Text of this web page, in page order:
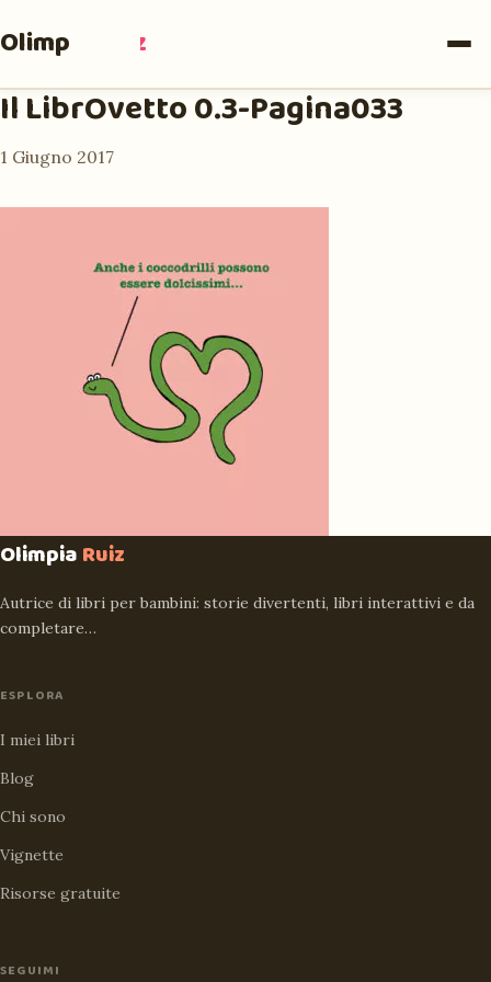
Olimpia Ruiz
Il LibrOvetto 0.3-Pagina033
1 Giugno 2017
OlimpiaRuiz
Autrice di libri per bambini: storie divertenti, libri interattivi e da
completare…
ESPLORA
I miei libri
Blog
Chi sono
Vignette
Risorse gratuite
SEGUIMI